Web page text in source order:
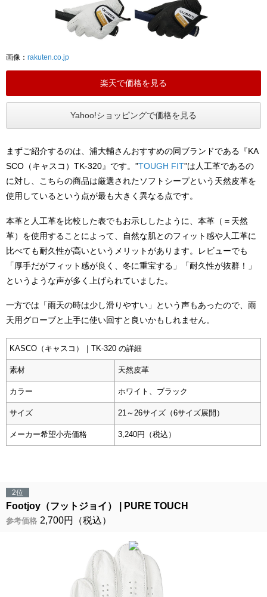
画像： rakuten.co.jp
楽天で価格を見る
Yahoo!ショッピングで価格を見る
まずご紹介するのは、浦大輔さんおすすめの同ブランドである『KA
SCO（キャスコ）TK-320』です。”TOUGH FIT”は人工革であるの
に対し、こちらの商品は厳選されたソフトシープという天然皮革を
使用しているという点が最も大きく異なる点です。
本革と人工革を比較した表でもお示ししたように、本革（＝天然
革）を使用することによって、自然な肌とのフィット感や人工革に
比べても耐久性が高いというメリットがあります。レビューでも
「厚手だがフィット感が良く、冬に重宝する」「耐久性が抜群！」
というような声が多く上げられていました。
一方では「雨天の時は少し滑りやすい」という声もあったので、雨
天用グローブと上手に使い回すと良いかもしれません。
KASCO（キャスコ）｜TK-320 の詳細
素材 天然皮革
カラー ホワイト、ブラック
サイズ 21～26サイズ（6サイズ展開）
メーカー希望小売価格 3,240円（税込）
2位
Footjoy（フットジョイ） PURE TOUCH
参考価格 2,700円（税込）